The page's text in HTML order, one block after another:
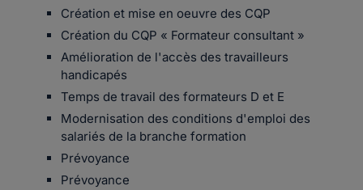
Création et mise en oeuvre des CQP
Création du CQP « Formateur consultant »
Amélioration de l'accès des travailleurs
handicapés
Temps de travail des formateurs D et E
Modernisation des conditions d'emploi des
salariés de la branche formation
Prévoyance
Prévoyance